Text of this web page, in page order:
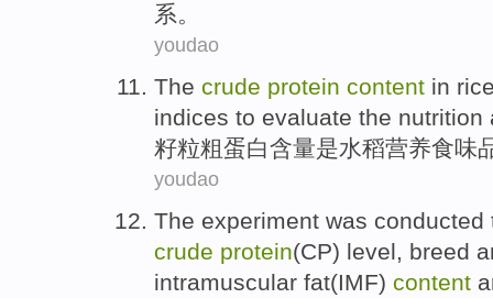
系。
youdao
The crude protein content in
indices to evaluate the nutrition
籽粒粗蛋白含量是水稻营养食味
youdao
The experiment was
crude protein(CP) level, breed
intramuscular fat(IMF) content